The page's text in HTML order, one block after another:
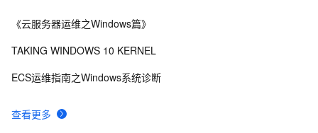
8 《101 Windows Phone 7 Apps》读书笔记-BABY
server 2008系列八]
查看更多
《云服务器运维之Windows篇》
TAKING WINDOWS 10 KERNEL
ECS运维指南之Windows系统诊断